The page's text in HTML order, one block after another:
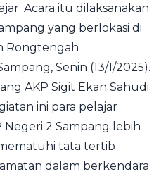
Acara itu dilaksanakan
yang berlokasi di
Rongtengah
Senin (13/1/2025).
AKP Sigit Ekan Sahudi
ini para pelajar
Negeri 2 Sampang lebih
tata tertib
dalam berkendara